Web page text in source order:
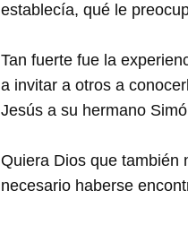
establecía, qué le
Tan fuerte fue la
a invitar a otros a
Jesús a su hermano
Quiera Dios que también
necesario haberse